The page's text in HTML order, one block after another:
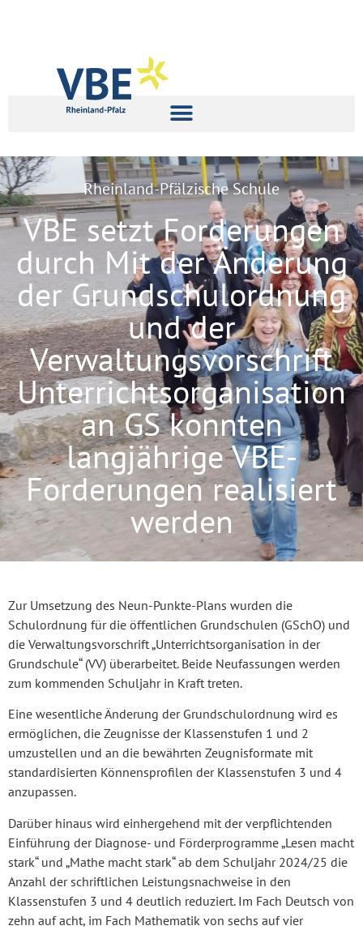
Rheinland-Pfälzische Schule
VBE setzt Forderungen
durch Mit der Änderung
der Grundschulordnung
und der
Verwaltungsvorschrift
Unterrichtsorganisation
an GS konnten
langjährige VBE-
Forderungen realisiert
werden
Zur Umsetzung des Neun-Punkte-Plans wurden die
Schulordnung für die öffentlichen Grundschulen (GSchO) und
die Verwaltungsvorschrift „Unterrichtsorganisation in der
Grundschule“ (VV) überarbeitet. Beide Neufassungen werden
zum kommenden Schuljahr in Kraft treten.
Eine wesentliche Änderung der Grundschulordnung wird es
ermöglichen, die Zeugnisse der Klassenstufen 1 und 2
umzustellen und an die bewährten Zeugnisformate mit
standardisierten Könnensprofilen der Klassenstufen 3 und 4
anzupassen.
Darüber hinaus wird einhergehend mit der verpflichtenden
Einführung der Diagnose- und Förderprogramme „Lesen macht
stark“ und „Mathe macht stark“ ab dem Schuljahr 2024/25 die
Anzahl der schriftlichen Leistungsnachweise in den
Klassenstufen 3 und 4 deutlich reduziert. Im Fach Deutsch von
zehn auf acht, im Fach Mathematik von sechs auf vier